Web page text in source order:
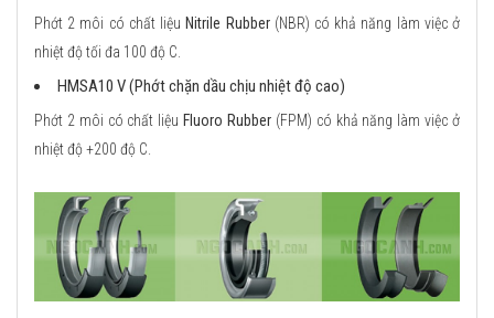
Phớt 2 môi có chất liệu Nitrile Rubber(NBR) có khả năng làm việc ở
nhiệt độ tối đa 100 độ C.
HMSA10 V (Phớt chặn dầu chịu nhiệt độ cao)
Phớt 2 môi có chất liệu Fluoro Rubber (FPM) có khả năng làm việc ở
nhiệt độ +200 độ C.